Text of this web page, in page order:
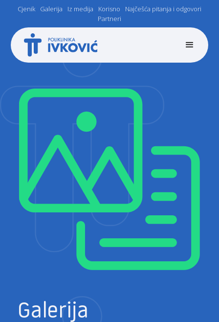
Cjenik Galerija Iz medija Korisno
Najčešća pitanja i odgovori
Partneri
Galerija